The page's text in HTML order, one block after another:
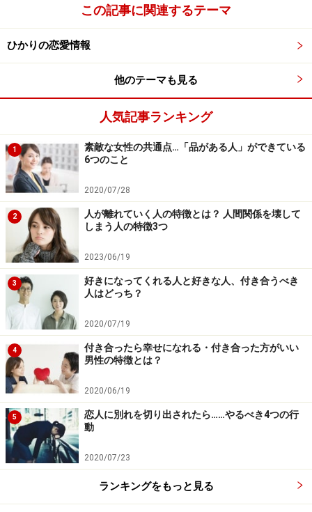
「本当にいいものを紹介しているのだから、相手にとっ
るけど、時間と労力を使って紹介してあげたのだから、
win-winの関係だ」と考える人も少なくありません。で
も、その感覚が相手とズレていたとしたら……相手は「友
達だと思っていたのに、お客さん（ターゲット）にされ
ちゃった！」とがっかりしてしまうことは少なくないか
らです。
それだと、せっかくいい友達になれるかもしれない相手
とも、いい関係になれないでしょう。いい友達は、人生
にとって大切なものです。その素敵なチャンスを自ら壊
してしまっているんですよね。
損得勘定から抜け出すには？
損得勘定から抜け出すために大切なことは、「人を利用
しなくても、自分は豊かになれるのだ」と自信を持つこ
とです。別に社会的地位の高い友達がいなくても、また
友達をお客さんにしなくても、自分は人を利用する必要
なく、豊かになる力があると信じることが大切なので
す。
更に言えば、損得勘定が働く人は、「自分は得したい」
だけではなく、「損したくない」と思っていることも多
いものです。
この記事に関連するテーマ
ひかりの恋愛情報
他のテーマも見る
人気記事ランキング
1
素敵な女性の共通点…「品がある人」ができている
6つのこと
2020/07/28
2
人が離れていく人の特徴とは？ 人間関係を壊して
しまう人の特徴3つ
2023/06/19
3
好きになってくれる人と好きな人、付き合うべき
人はどっち？
2020/07/19
4
付き合ったら幸せになれる・付き合った方がいい
男性の特徴とは？
2020/06/19
5
恋人に別れを切り出されたら……やるべき4つの行
動
2020/07/23
ランキングをもっと見る